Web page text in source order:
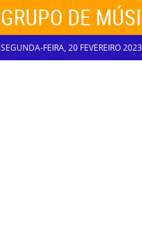
GRUPO DE
SEGUNDA-FEIRA, 20 FEVEREIRO